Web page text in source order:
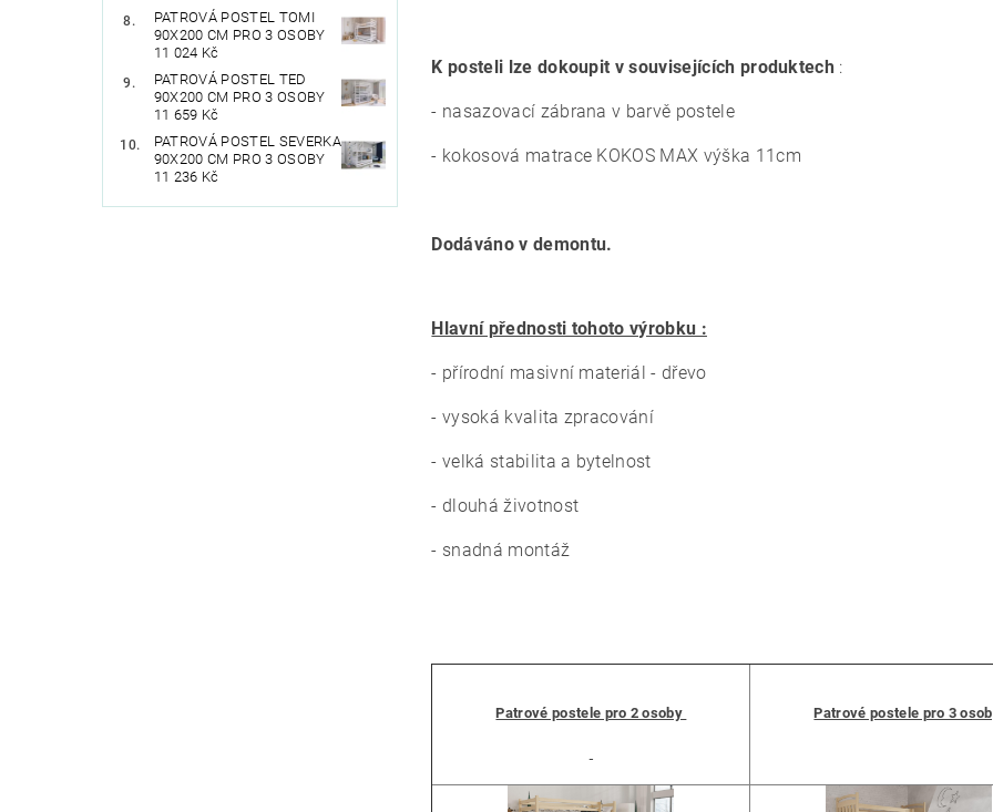
PATROVÁ POSTEL TOMI
90X200 CM PRO 3 OSOBY
11 024 Kč
PATROVÁ POSTEL TED
90X200 CM PRO 3 OSOBY
11 659 Kč
PATROVÁ POSTEL SEVERKA
90X200 CM PRO 3 OSOBY
11 236 Kč
K posteli lze dokoupit v souvisejících produktech :
- nasazovací zábrana v barvě postele
- kokosová matrace KOKOS MAX výška 11cm
Dodáváno v demontu.
Hlavní přednosti tohoto výrobku :
- přírodní masivní materiál - dřevo
- vysoká kvalita zpracování
- velká stabilita a bytelnost
- dlouhá životnost
- snadná montáž
Patrové postele pro 2 osoby Patrové postele pro 3